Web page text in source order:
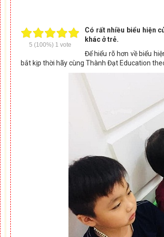
5 (100%) 1 vote
Có rất nhiều biểu hiện
khác ở trẻ.
Để hiểu rõ hơn về biểu
bắt kịp thời hãy cùng Thành Đạt Education